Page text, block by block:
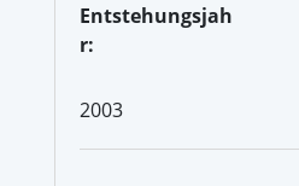
Entstehungsjah
r:
2003